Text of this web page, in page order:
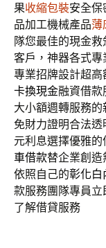
果收縮包裝安全
品加工機械產品薄
隊您最佳的現金救
客戶，神器各式專
專業招牌設計超
卡換現金融資借款
大小額週轉服務的
免財力證明合法
元利息選擇優雅
車借款替企業創
依照自己的彰化白
款服務團隊專員立
了解借貸服務